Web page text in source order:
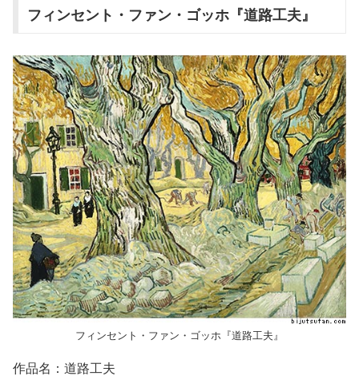
フィンセント・ファン・ゴッホ『道路工夫』
フィンセント・ファン・ゴッホ『道路工夫』
作品名：道路工夫